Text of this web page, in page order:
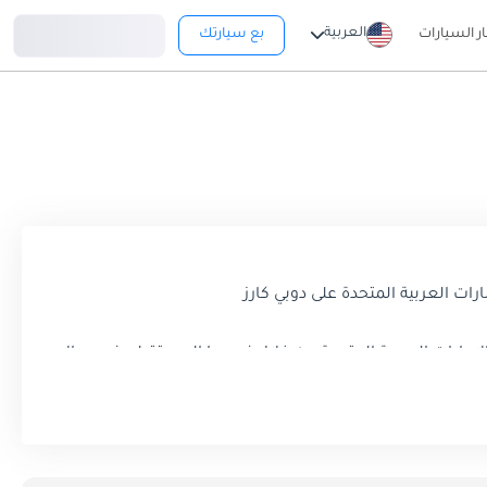
السيارات العربية بع سيارتك
العربية المتحدة من خلال نهجها المستقبلي في مجال